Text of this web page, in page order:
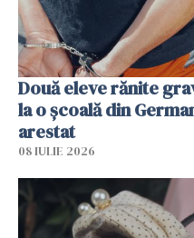
Două eleve rănite
la o școală din
arestat
08 IULIE 2026